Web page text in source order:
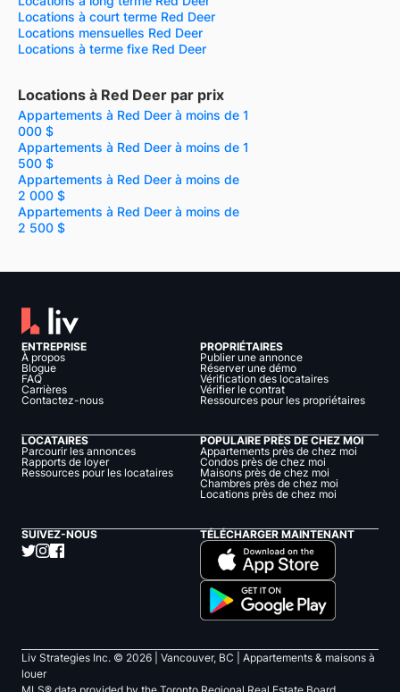
Locations à court terme Red Deer
Locations mensuelles Red Deer
Locations à terme fixe Red Deer
Locations à Red Deer par prix
Appartements à Red Deer à moins de 1
000 $
Appartements à Red Deer à moins de 1
500 $
Appartements à Red Deer à moins de
2 000 $
Appartements à Red Deer à moins de
2 500 $
ENTREPRISE
À propos
Blogue
FAQ
Carrières
Contactez-nous
PROPRIÉTAIRES
Publier une annonce
Réserver une démo
Vérification des locataires
Vérifier le contrat
Ressources pour les propriétaires
LOCATAIRES
Parcourir les annonces
Rapports de loyer
Ressources pour les locataires
POPULAIRE PRÈS DE CHEZ MOI
Appartements près de chez moi
Condos près de chez moi
Maisons près de chez moi
Chambres près de chez moi
Locations près de chez moi
SUIVEZ-NOUS TÉLÉCHARGER MAINTENANT
Liv Strategies Inc. © 2026 | Vancouver, BC |
Appartements & maisons à
louer